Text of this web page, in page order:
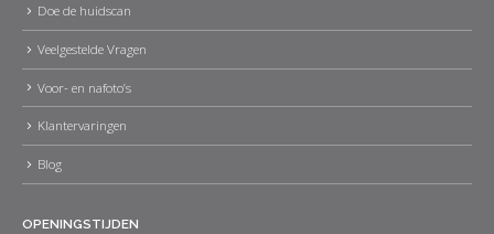
Doe de huidscan
Veelgestelde Vragen
Voor- en nafoto’s
Klantervaringen
Blog
OPENINGSTIJDEN